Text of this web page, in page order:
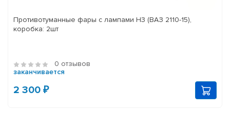
Противотуманные фары с лампами H3 (ВАЗ 2110-15),
коробка: 2шт
0 отзывов
заканчивается
2 300 ₽